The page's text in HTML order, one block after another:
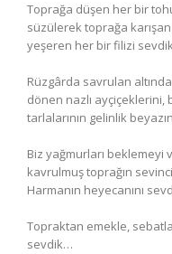
Toprağa düşen her bir
süzülerek toprağa
yeşeren her bir filizi
Rüzgârda savrulan
dönen nazlı ayçiçeklerini,
tarlalarının gelinlik
Biz yağmurları beklemeyi
kavrulmuş toprağın
Harmanın heyecanını
Topraktan emekle,
sevdik…